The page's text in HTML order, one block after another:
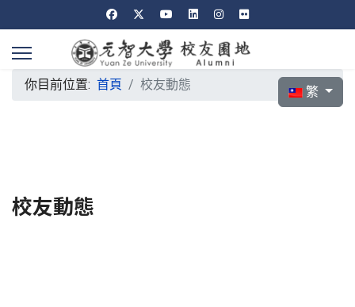
選擇你的語言
繁
你目前位置: 首頁 校友動態
校友動態